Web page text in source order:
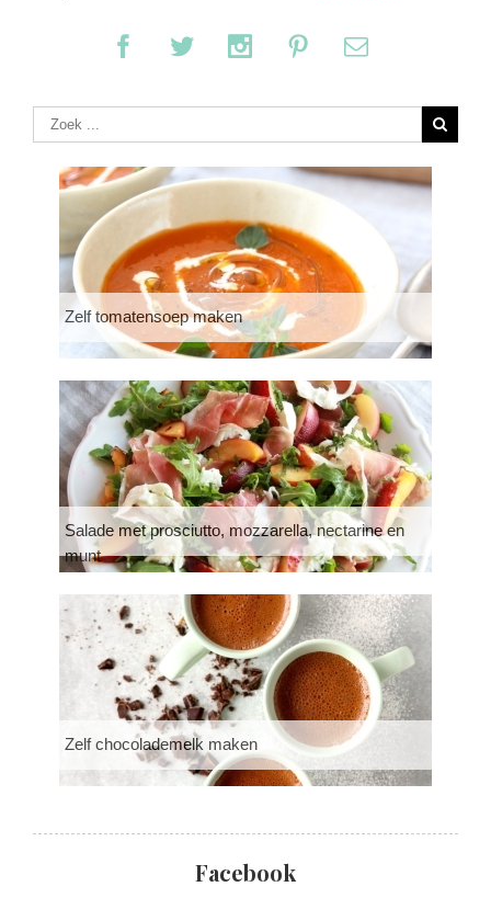
Zelf tomatensoep maken
Salade met prosciutto, mozzarella, nectarine en
munt
Zelf chocolademelk maken
Facebook